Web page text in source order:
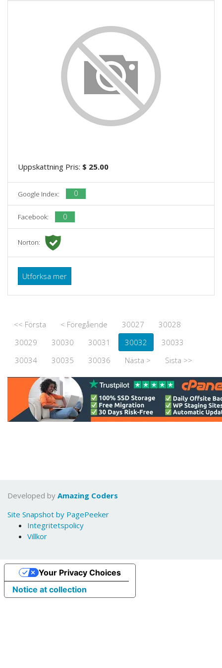
Uppskattning Pris: $ 25.00
Google Index: 0
Facebook: 0
Norton:
Utforksa mer
<< Första < Föregående 30027
30028
30029
30030 30031 30032
30033
30034
30035 30036 Nästa > Sista >>
Developed by Amazing Coders
Site Snapshot by PagePeeker
Integritetspolicy
Villkor
Notice at collection
Your Privacy Choices